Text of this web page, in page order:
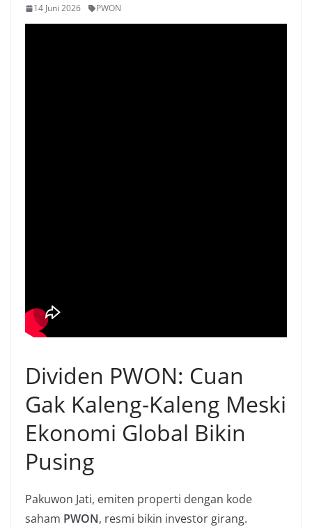
14 Juni 2026 PWON
Dividen PWON: Cuan
Gak Kaleng-Kaleng Meski
Ekonomi Global Bikin
Pusing
Pakuwon Jati, emiten properti dengan kode
saham PWON, resmi bikin investor girang.